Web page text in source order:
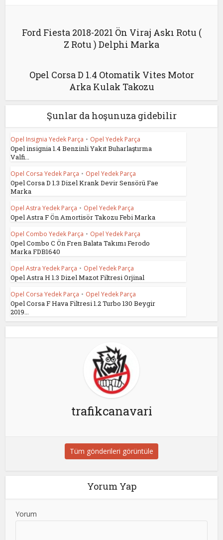
Ford Fiesta 2018-2021 Ön Viraj Askı Rotu (
Z Rotu ) Delphi Marka
Opel Corsa D 1.4 Otomatik Vites Motor
Arka Kulak Takozu
Şunlar da hoşunuza gidebilir
Opel Insignia Yedek Parça • Opel Yedek Parça
Opel insignia 1.4 Benzinli Yakıt Buharlaştırma
Valfi...
Opel Corsa Yedek Parça • Opel Yedek Parça
Opel Corsa D 1.3 Dizel Krank Devir Sensörü Fae
Marka
Opel Astra Yedek Parça • Opel Yedek Parça
Opel Astra F Ön Amortisör Takozu Febi Marka
Opel Combo Yedek Parça • Opel Yedek Parça
Opel Combo C Ön Fren Balata Takımı Ferodo
Marka FDB1640
Opel Astra Yedek Parça • Opel Yedek Parça
Opel Astra H 1.3 Dizel Mazot Filtresi Orjinal
Opel Corsa Yedek Parça • Opel Yedek Parça
Opel Corsa F Hava Filtresi 1.2 Turbo 130 Beygir
2019...
trafikcanavari
Tüm gönderileri görüntüle
Yorum Yap
Yorum